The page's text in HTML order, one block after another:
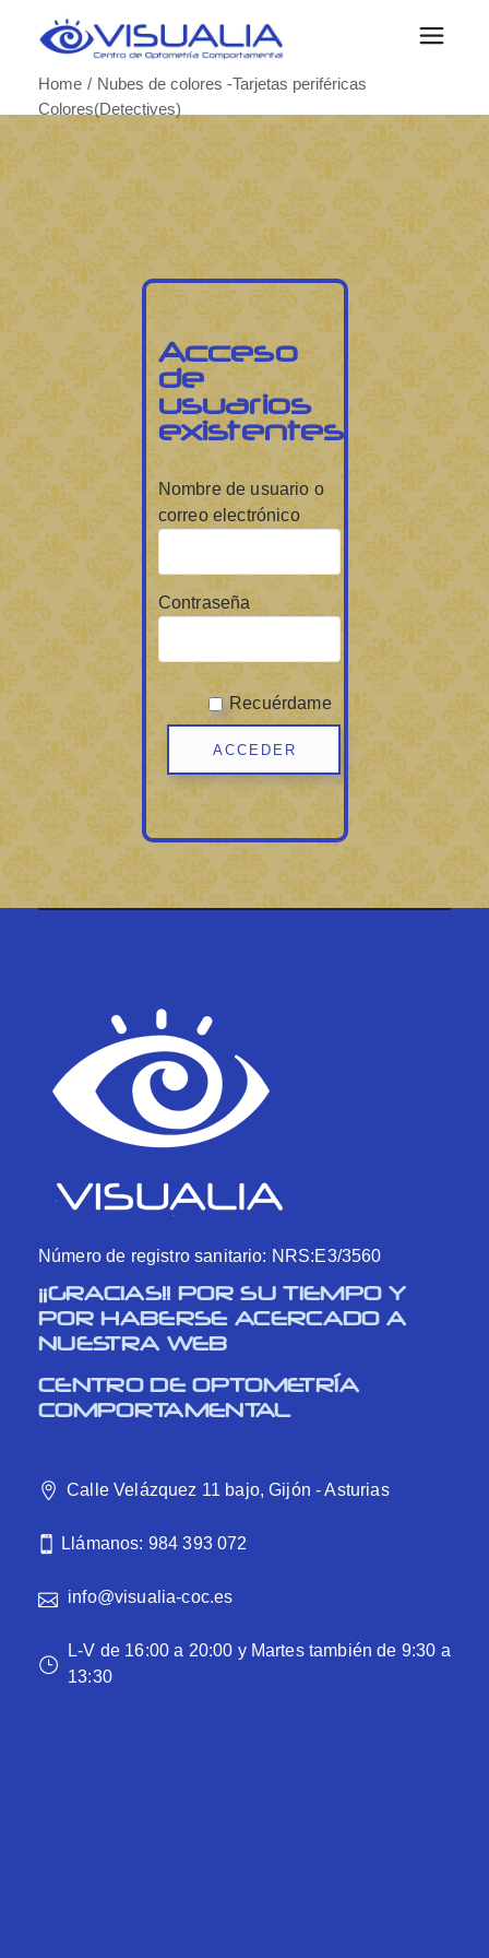
Home
Nubes de colores -Tarjetas periféricas
Colores(Detectives)
Acceso
de
usuarios
existentes
Nombre de usuario o
correo electrónico
Contraseña
Recuérdame
Número de registro sanitario: NRS:E3/3560
¡¡GRACIAS!! POR SU TIEMPO Y
POR HABERSE ACERCADO A
NUESTRA WEB
CENTRO DE OPTOMETRÍA
COMPORTAMENTAL
Calle Velázquez 11 bajo, Gijón - Asturias
Llámanos: 984 393 072
info@visualia-coc.es
L-V de 16:00 a 20:00 y Martes también de 9:30 a
13:30